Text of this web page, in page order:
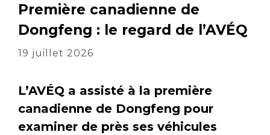
Première canadienne de
Dongfeng : le regard de l’AVÉQ
19 juillet 2026
L’AVÉQ a assisté à la première
canadienne de Dongfeng pour
examiner de près ses véhicules